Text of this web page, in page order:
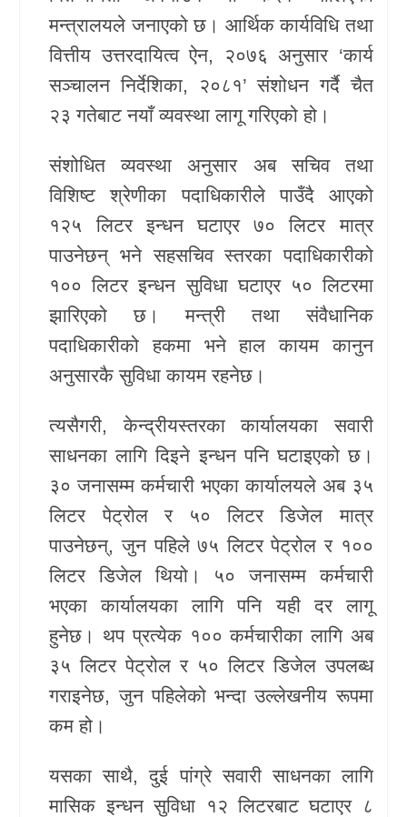
मन्त्रालयले जनाएको छ। आर्थिक कार्यविधि तथा
वित्तीय उत्तरदायित्व ऐन, २०७६ अनुसार ‘कार्य
सञ्चालन निर्देशिका, २०८१’ संशोधन गर्दै चैत
२३ गतेबाट नयाँ व्यवस्था लागू गरिएको हो।
संशोधित व्यवस्था अनुसार अब सचिव तथा
विशिष्ट श्रेणीका पदाधिकारीले पाउँदै आएको
१२५ लिटर इन्धन घटाएर ७० लिटर मात्र
पाउनेछन् भने सहसचिव स्तरका पदाधिकारीको
१०० लिटर इन्धन सुविधा घटाएर ५० लिटरमा
झारिएको छ। मन्त्री तथा संवैधानिक
पदाधिकारीको हकमा भने हाल कायम कानुन
अनुसारकै सुविधा कायम रहनेछ।
त्यसैगरी, केन्द्रीयस्तरका कार्यालयका सवारी
साधनका लागि दिइने इन्धन पनि घटाइएको छ।
३० जनासम्म कर्मचारी भएका कार्यालयले अब ३५
लिटर पेट्रोल र ५० लिटर डिजेल मात्र
पाउनेछन्, जुन पहिले ७५ लिटर पेट्रोल र १००
लिटर डिजेल थियो। ५० जनासम्म कर्मचारी
भएका कार्यालयका लागि पनि यही दर लागू
हुनेछ। थप प्रत्येक १०० कर्मचारीका लागि अब
३५ लिटर पेट्रोल र ५० लिटर डिजेल उपलब्ध
गराइनेछ, जुन पहिलेको भन्दा उल्लेखनीय रूपमा
कम हो।
यसका साथै, दुई पांग्रे सवारी साधनका लागि
मासिक इन्धन सुविधा १२ लिटरबाट घटाएर ८